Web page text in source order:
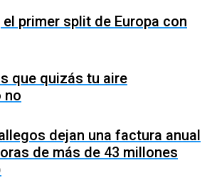
el primer split de Europa con
que quizás tu aire
no
dejan una factura anual
de más de 43 millones